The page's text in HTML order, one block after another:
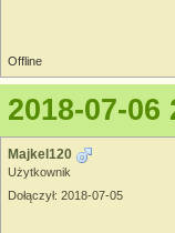
Offline
2018-07-06
Majkel120
Użytkownik
Dołączył: 2018-07-05